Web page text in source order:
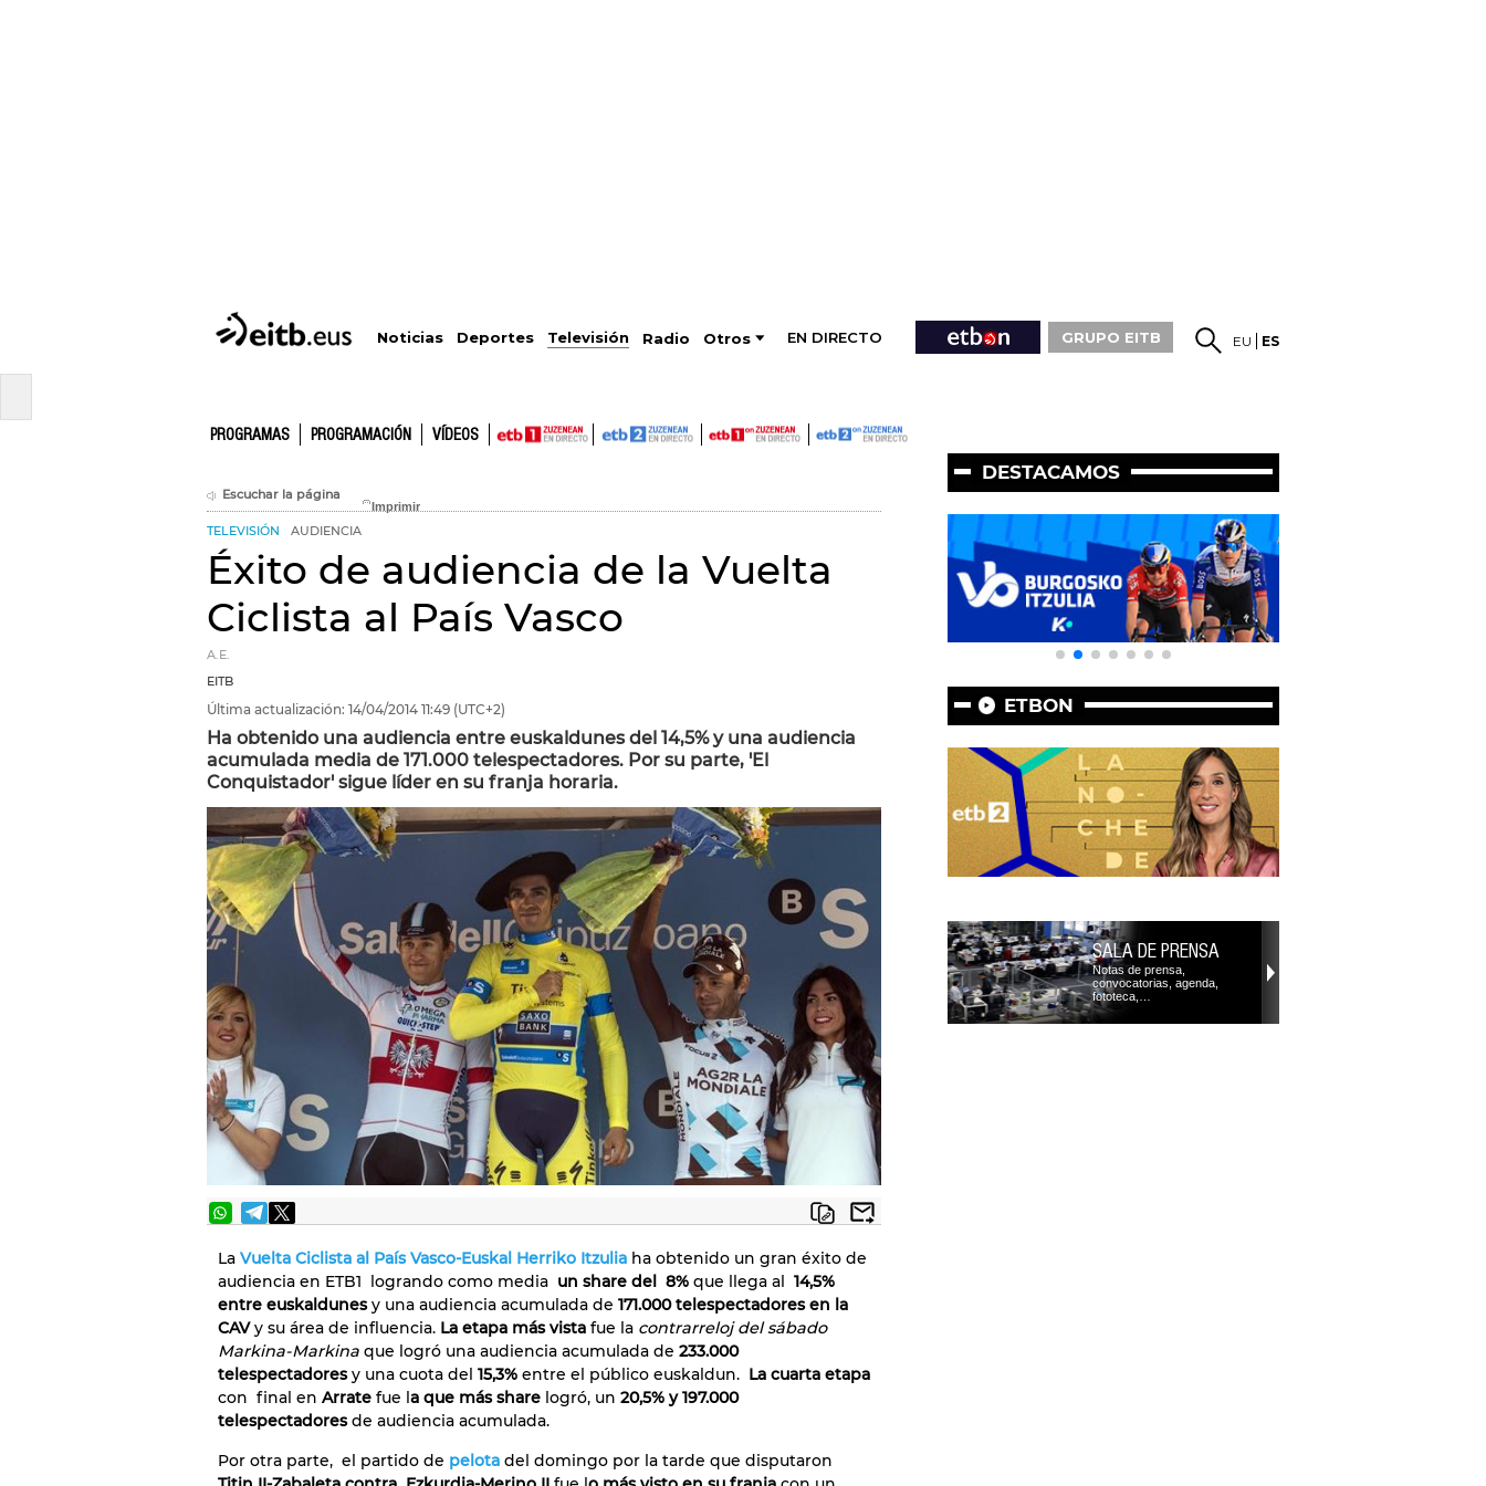
Noticias Deportes Televisión Radio Otros EN DIRECTO GRUPO EITB EU ES
PROGRAMAS PROGRAMACIÓN VÍDEOS
Escuchar la página
TELEVISIÓN AUDIENCIA
Éxito de audiencia de la Vuelta
Ciclista al País Vasco
A.E.
EITB
Última actualización: 14/04/2014 11:49 (UTC+2)
Ha obtenido una audiencia entre euskaldunes del 14,5% y una audiencia
acumulada media de 171.000 telespectadores. Por su parte, 'El
Conquistador' sigue líder en su franja horaria.
La Vuelta Ciclista al País Vasco-Euskal Herriko Itzulia ha obtenido un gran éxito de
audiencia en ETB1 logrando como media un share del 8% que llega al 14,5%
entre euskaldunesy una audiencia acumulada de 171.000 telespectadores en la
CAVy su área de influencia. La etapa más vista fue la contrarreloj del sábado
Markina-Markina que logró una audiencia acumulada de 233.000
telespectadoresy una cuota del 15,3% entre el público euskaldun. La cuarta etapa
con final en Arrate fue la que más share logró, un 20,5% y 197.000
telespectadoresde audiencia acumulada.
Por otra parte, el partido de pelota del domingo por la tarde que disputaron
DESTACAMOS
ETBON
SALA DE PRENSA
Notas de prensa,
convocatorias, agenda,
fototeca,…